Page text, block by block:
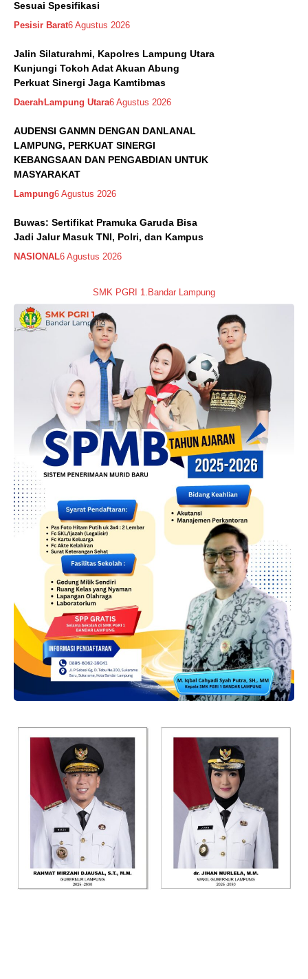
Sesuai Spesifikasi
Pesisir Barat6 Agustus 2026
Jalin Silaturahmi, Kapolres Lampung Utara
Kunjungi Tokoh Adat Akuan Abung
Perkuat Sinergi Jaga Kamtibmas
DaerahLampung Utara6 Agustus 2026
AUDENSI GANMN DENGAN DANLANAL
LAMPUNG, PERKUAT SINERGI
KEBANGSAAN DAN PENGABDIAN UNTUK
MASYARAKAT
Lampung6 Agustus 2026
Buwas: Sertifikat Pramuka Garuda Bisa
Jadi Jalur Masuk TNI, Polri, dan Kampus
NASIONAL6 Agustus 2026
SMK PGRI 1.Bandar Lampung